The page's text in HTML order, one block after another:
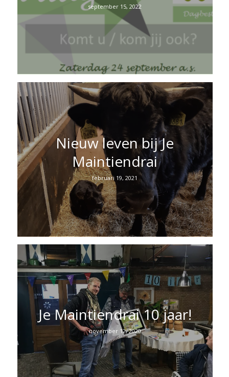
september 15, 2022
Nieuw leven bij Je
Maintiendrai
februari 19, 2021
Je Maintiendrai 10 jaar!
november 12, 2020